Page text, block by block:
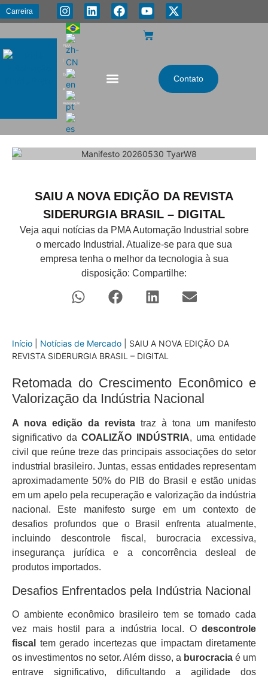
Carreira
PMA
Energia
e
Automação
Contato
SAIU A NOVA EDIÇÃO DA REVISTA
SIDERURGIA BRASIL – DIGITAL
Veja aqui notícias da PMA Automação Industrial sobre
o mercado Industrial. Atualize-se para que sua
empresa tenha o melhor da tecnologia à sua
disposição: Compartilhe:
Início Notícias de Mercado
SAIU A NOVA EDIÇÃO DA
REVISTA SIDERURGIA BRASIL – DIGITAL
Retomada do Crescimento Econômico e
Valorização da Indústria Nacional
A nova edição da revista traz à tona um manifesto
significativo daCOALIZÃO INDÚSTRIA, uma entidade
civil que reúne treze das principais associações do setor
industrial brasileiro. Juntas, essas entidades representam
aproximadamente 50% do PIB do Brasil e estão unidas
em um apelo pela recuperação e valorização da indústria
nacional. Este manifesto surge em um contexto de
desafios profundos que o Brasil enfrenta atualmente,
incluindo descontrole fiscal, burocracia excessiva,
insegurança jurídica e a concorrência desleal de
produtos importados.
Desafios Enfrentados pela Indústria Nacional
O ambiente econômico brasileiro tem se tornado cada
vez mais hostil para a indústria local. O descontrole
fiscal
tem gerado incertezas que impactam diretamente
os investimentos no setor. Além disso, a burocraciaé um
entrave significativo, dificultando a agilidade dos